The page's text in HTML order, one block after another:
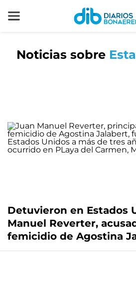
Noticias sobre
Detuvieron en Estados
Manuel Reverter,
femicidio de Agostina